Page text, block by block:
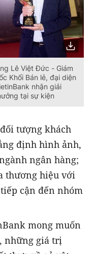
Lê Việt Đức - Giám
Khối Bán lẻ, đại diện
nhận giải
tại sự kiện
tượng khách
định hình ảnh,
ngân hàng;
thương hiệu với
cận đến nhóm
mong muốn
những giá trị